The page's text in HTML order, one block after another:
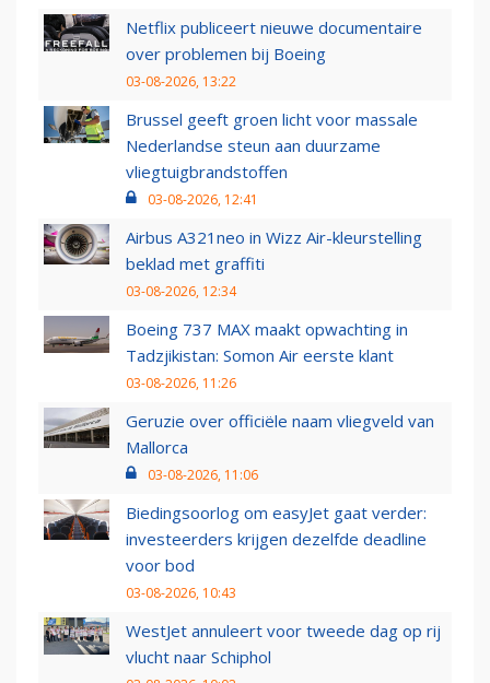
Netflix publiceert nieuwe documentaire
over problemen bij Boeing
03-08-2026, 13:22
Brussel geeft groen licht voor massale
Nederlandse steun aan duurzame
vliegtuigbrandstoffen
03-08-2026, 12:41
Airbus A321neo in Wizz Air-kleurstelling
beklad met graffiti
03-08-2026, 12:34
Boeing 737 MAX maakt opwachting in
Tadzjikistan: Somon Air eerste klant
03-08-2026, 11:26
Geruzie over officiële naam vliegveld van
Mallorca
03-08-2026, 11:06
Biedingsoorlog om easyJet gaat verder:
investeerders krijgen dezelfde deadline
voor bod
03-08-2026, 10:43
WestJet annuleert voor tweede dag op rij
vlucht naar Schiphol